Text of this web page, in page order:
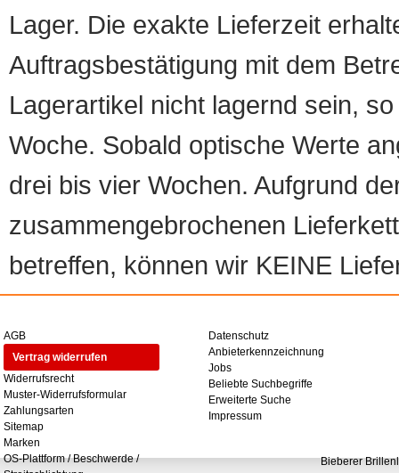
Lager. Die exakte Lieferzeit
Auftragsbestätigung mit dem
Lagerartikel nicht lagernd sein,
Woche. Sobald optische Werte
drei bis vier Wochen. Aufgrund
zusammengebrochenen
betreffen, können wir KEINE
AGB
Vertrag widerrufen
Widerrufsrecht
Muster-Widerrufsformular
Zahlungsarten
Sitemap
Marken
OS-Plattform / Beschwerde /
Datenschutz
Anbieterkennzeichnung
Jobs
Beliebte Suchbegriffe
Erweiterte Suche
Impressum
Bieberer